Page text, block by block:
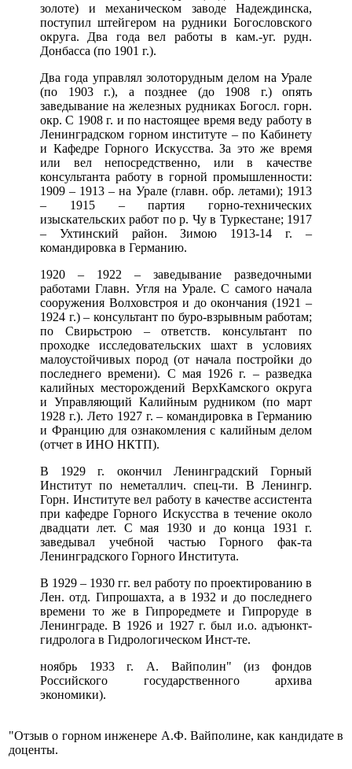
золоте) и механическом заводе Надеждинска,
поступил штейгером на рудники Богословского
округа. Два года вел работы в кам.-уг. рудн.
Донбасса (по 1901 г.).
Два года управлял золоторудным делом на Урале
(по 1903 г.), а позднее (до 1908 г.) опять
заведывание на железных рудниках Богосл. горн.
окр. С 1908 г. и по настоящее время веду работу в
Ленинградском горном институте – по Кабинету
и Кафедре Горного Искусства. За это же время
или вел непосредственно, или в качестве
консультанта работу в горной промышленности:
1909 – 1913 – на Урале (главн. обр. летами); 1913
– 1915 – партия горно-технических
изыскательских работ по р. Чу в Туркестане; 1917
– Ухтинский район. Зимою 1913-14 г. –
командировка в Германию.
1920 – 1922 – заведывание разведочными
работами Главн. Угля на Урале. С самого начала
сооружения Волховстроя и до окончания (1921 –
1924 г.) – консультант по буро-взрывным работам;
по Свирьстрою – ответств. консультант по
проходке исследовательских шахт в условиях
малоустойчивых пород (от начала постройки до
последнего времени). С мая 1926 г. – разведка
калийных месторождений ВерхКамского округа
и Управляющий Калийным рудником (по март
1928 г.). Лето 1927 г. – командировка в Германию
и Францию для ознакомления с калийным делом
(отчет в ИНО НКТП).
В 1929 г. окончил Ленинградский Горный
Институт по неметаллич. спец-ти. В Ленингр.
Горн. Институте вел работу в качестве ассистента
при кафедре Горного Искусства в течение около
двадцати лет. С мая 1930 и до конца 1931 г.
заведывал учебной частью Горного фак-та
Ленинградского Горного Института.
В 1929 – 1930 гг. вел работу по проектированию в
Лен. отд. Гипрошахта, а в 1932 и до последнего
времени то же в Гипроредмете и Гипроруде в
Ленинграде. В 1926 и 1927 г. был и.о. адъюнкт-
гидролога в Гидрологическом Инст-те.
ноябрь 1933 г. А. Вайполин" (из фондов
Российского государственного архива
экономики).
"Отзыв о горном инженере А.Ф. Вайполине, как кандидате в
доценты.